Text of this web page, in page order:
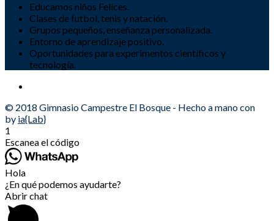
Educamos niños Felices.
Clases de futbol, tenis y natación.
Grupos pequeños, enseñanza personalizada.
Entorno de aprendizaje positivo.
Oportunidades para experimentos científicos y
tecnología.
© 2018 Gimnasio Campestre El Bosque - Hecho a mano con
by ia{Lab}
1
Escanea el código
Hola
¿En qué podemos ayudarte?
Abrir chat